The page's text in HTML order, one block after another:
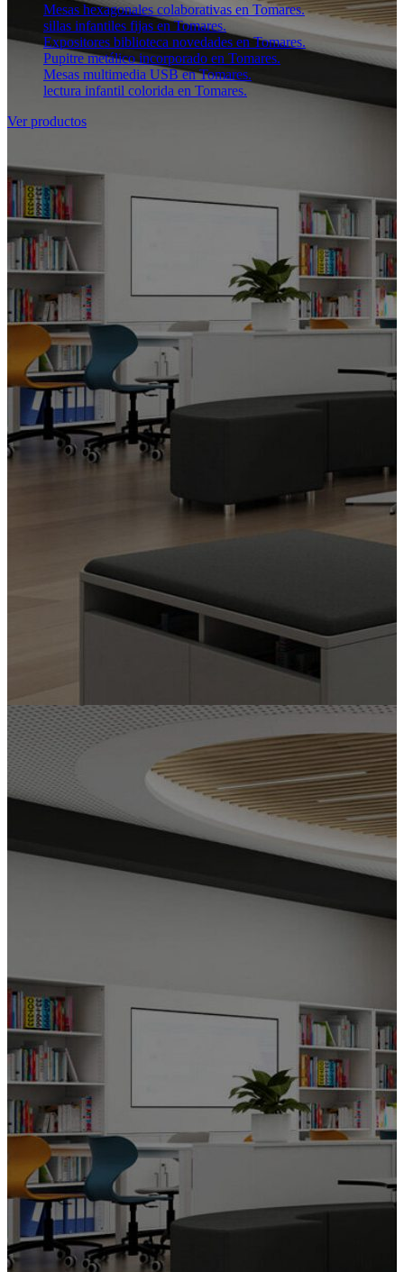
Mesas hexagonales colaborativas en Tomares.
sillas infantiles fijas en Tomares.
Expositores biblioteca novedades en Tomares.
Pupitre metálico incorporado en Tomares.
Mesas multimedia USB en Tomares.
lectura infantil colorida en Tomares.
Ver productos